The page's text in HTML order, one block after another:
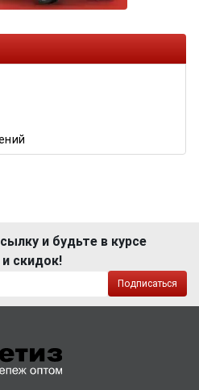
и будьте в курсе
скидок!
Подписаться